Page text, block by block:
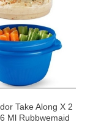
Take Along X 2
Ml Rubbwemaid